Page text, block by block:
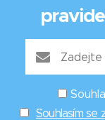
Souhlasím se